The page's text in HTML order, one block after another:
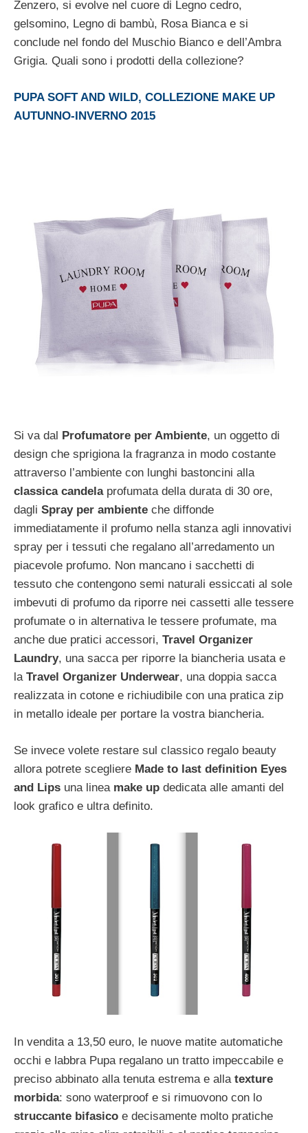
Zenzero, si evolve nel cuore di Legno cedro,
gelsomino, Legno di bambù, Rosa Bianca e si
conclude nel fondo del Muschio Bianco e dell’Ambra
Grigia. Quali sono i prodotti della collezione?
PUPA SOFT AND WILD, COLLEZIONE MAKE UP
AUTUNNO-INVERNO 2015
Si va dal Profumatore per Ambiente, un oggetto di
design che sprigiona la fragranza in modo costante
attraverso l’ambiente con lunghi bastoncini alla
classica candelaprofumata della durata di 30 ore,
dagli Spray per ambiente che diffonde
immediatamente il profumo nella stanza agli innovativi
spray per i tessuti che regalano all’arredamento un
piacevole profumo. Non mancano i sacchetti di
tessuto che contengono semi naturali essiccati al sole
imbevuti di profumo da riporre nei cassetti alle tessere
profumate o in alternativa le tessere profumate, ma
anche due pratici accessori, Travel Organizer
Laundry, una sacca per riporre la biancheria usata e
la Travel Organizer Underwear, una doppia sacca
realizzata in cotone e richiudibile con una pratica zip
in metallo ideale per portare la vostra biancheria.
Se invece volete restare sul classico regalo beauty
allora potrete scegliere Made to last definition Eyes
and Lips una linea make up dedicata alle amanti del
look grafico e ultra definito.
In vendita a 13,50 euro, le nuove matite automatiche
occhi e labbra Pupa regalano un tratto impeccabile e
preciso abbinato alla tenuta estrema e alla texture
morbida: sono waterproof e si rimuovono con lo
struccante bifasico e decisamente molto pratiche